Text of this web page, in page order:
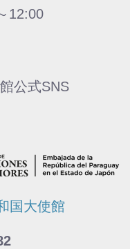
12:00
公式SNS
国大使館